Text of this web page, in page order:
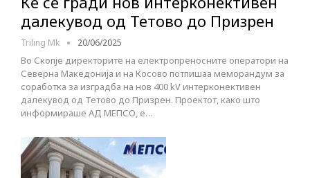
далекувод од Тетово до Призрен
Triling Mk 20/06/2025
Во Скопје директорите на електропреносните оператори на
Северна Македонија и на Косово потпишаа меморандум за
соработка за изградба на нов 400 kV интерконективен
далекувод од Тетово до Призрен. Проектот, како што
информираше АД МЕПСО, е…